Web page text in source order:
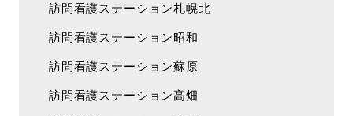
訪問看護ステーション札幌北
訪問看護ステーション昭和
訪問看護ステーション蘇原
訪問看護ステーション高畑